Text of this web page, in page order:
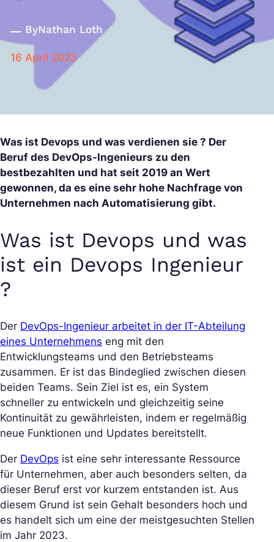
ByNathan Loth
16 April 2023
Was ist Devops und was verdienen sie ? Der
Beruf des DevOps-Ingenieurs zu den
bestbezahlten und hat seit 2019 an Wert
gewonnen, da es eine sehr hohe Nachfrage von
Unternehmen nach Automatisierung gibt.
Was ist Devops und was
ist ein Devops Ingenieur
?
Der DevOps-Ingenieur arbeitet in der IT-Abteilung
eines Unternehmens eng mit den
Entwicklungsteams und den Betriebsteams
zusammen. Er ist das Bindeglied zwischen diesen
beiden Teams. Sein Ziel ist es, ein System
schneller zu entwickeln und gleichzeitig seine
Kontinuität zu gewährleisten, indem er regelmäßig
neue Funktionen und Updates bereitstellt.
Der DevOps ist eine sehr interessante Ressource
für Unternehmen, aber auch besonders selten, da
dieser Beruf erst vor kurzem entstanden ist. Aus
diesem Grund ist sein Gehalt besonders hoch und
es handelt sich um eine der meistgesuchten Stellen
im Jahr 2023.